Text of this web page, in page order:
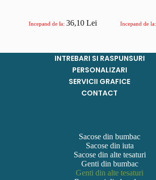
Incepand de la:36,10Lei Incepand de la:
INTREBARI SI RASPUNSURI
PERSONALIZARI
SERVICII GRAFICE
CONTACT
Sacose din bumbac
Sacose din iuta
Sacose din alte tesaturi
Genti din bumbac
Genti din alte tesaturi